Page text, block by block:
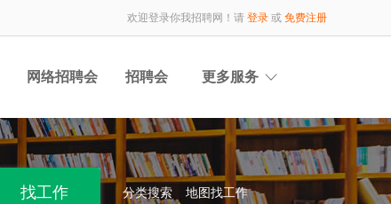
欢迎登录你我招聘网！请 登录 或 免费注册
网络招聘会 招聘会 更多服务
分类搜索 地图找工作